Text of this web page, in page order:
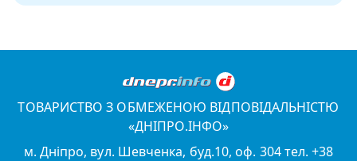
ТОВАРИСТВО З ОБМЕЖЕНОЮ ВІДПОВІДАЛЬНІСТЮ
«ДНІПРО.ІНФО»
м. Дніпро, вул. Шевченка, буд.10, оф. 304 тел. +38